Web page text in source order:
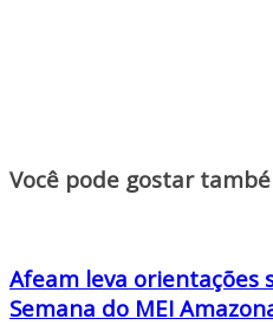
Você pode gostar
Afeam leva orientações
Semana do MEI